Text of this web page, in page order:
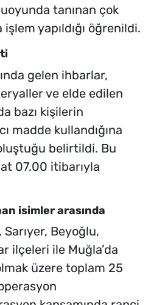
tanınan çok
işlem yapıldığı öğrenildi.
gelen ihbarlar,
ve elde edilen
bazı kişilerin
madde kullandığına
belirtildi. Bu
07.00 itibarıyla
isimler arasında
Beyoğlu,
ilçeleri ile Muğla’da
üzere toplam 25